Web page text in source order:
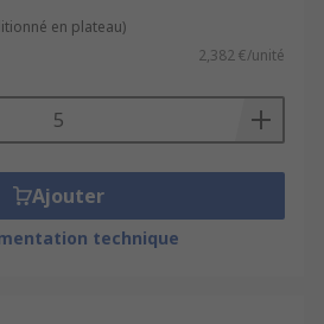
en plateau)
2,382 €/unité
Ajouter
technique